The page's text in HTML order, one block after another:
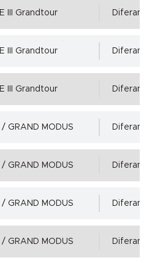
III Grandtour
III Grandtour
III Grandtour
/ GRAND MODUS
/ GRAND MODUS
/ GRAND MODUS
/ GRAND MODUS